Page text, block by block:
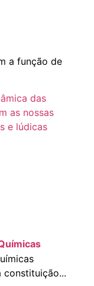
a função de
constituição...